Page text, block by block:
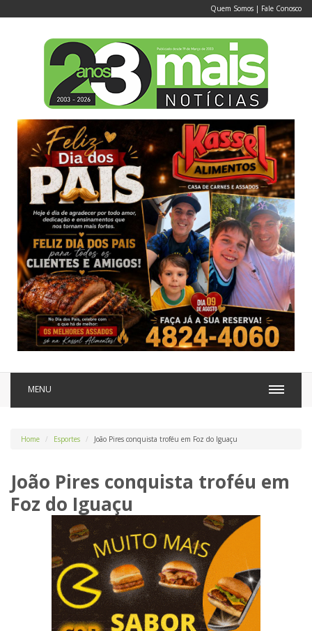
Quem Somos | Fale Conosco
MENU
Home Esportes João Pires conquista troféu em Foz do Iguaçu
João Pires conquista troféu em
Foz do Iguaçu